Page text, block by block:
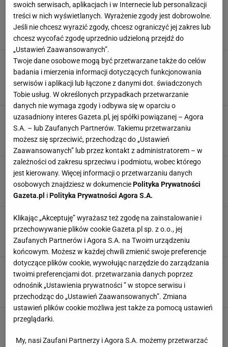
Polacy kochają kawę, ale stawiają na
najgorsze. To istne zło w kubku
CIEKAWOSTKI KAWA NAPOJE ZDROWIE
Nie wierzyłam, że to działa. Teraz mam w
każdej doniczce. Rośliny nigdy nie były
piękniejsze
DRENAŻ FILTRY KAWA PIELĘGNACJA ROŚLIN
Poszedł do niemieckiego Lidla i od razu
wyciągnął telefon. "Takie czasy nastały"
CENY KAWA KRADZIEŻ LIDL
2,5 tysiąca za filiżankę kawy. Pobili kolejny
rekord Guinnessa
KAWA KSIĘGA REKORDÓW GUINNESSA NEWS REKORD
Syrop dyniowy do kawy, ciast i deserów. Te ze
sklepu mogą się schować
DYNIA JESIEŃ KAWA NAPOJE
Zastąpi arabikę i robustę. Naukowcy odkryli
"kawę przyszłości"
KAWA NAUKA ZMIANY KLIMATU
swoich serwisach, aplikacjach i w Internecie lub personalizacji
treści w nich wyświetlanych. Wyrażenie zgody jest dobrowolne.
Jeśli nie chcesz wyrazić zgody, chcesz ograniczyć jej zakres lub
chcesz wycofać zgodę uprzednio udzieloną przejdź do
„Ustawień Zaawansowanych”.
Twoje dane osobowe mogą być przetwarzane także do celów
badania i mierzenia informacji dotyczących funkcjonowania
serwisów i aplikacji lub łączone z danymi dot. świadczonych
Tobie usług. W określonych przypadkach przetwarzanie
danych nie wymaga zgody i odbywa się w oparciu o
uzasadniony interes Gazeta.pl, jej spółki powiązanej – Agora
S.A. – lub Zaufanych Partnerów. Takiemu przetwarzaniu
możesz się sprzeciwić, przechodząc do „Ustawień
Zaawansowanych” lub przez kontakt z administratorem – w
zależności od zakresu sprzeciwu i podmiotu, wobec którego
jest kierowany. Więcej informacji o przetwarzaniu danych
osobowych znajdziesz w dokumencie Polityka Prywatności
Gazeta.pl i Polityka Prywatności Agora S.A.
Klikając „Akceptuję” wyrażasz też zgodę na zainstalowanie i
przechowywanie plików cookie Gazeta.pl sp. z o.o., jej
Zaufanych Partnerów i Agora S.A. na Twoim urządzeniu
końcowym. Możesz w każdej chwili zmienić swoje preferencje
dotyczące plików cookie, wywołując narzędzie do zarządzania
twoimi preferencjami dot. przetwarzania danych poprzez
odnośnik „Ustawienia prywatności ” w stopce serwisu i
przechodząc do „Ustawień Zaawansowanych”. Zmiana
ustawień plików cookie możliwa jest także za pomocą ustawień
przeglądarki.
My, nasi Zaufani Partnerzy i Agora S.A. możemy przetwarzać